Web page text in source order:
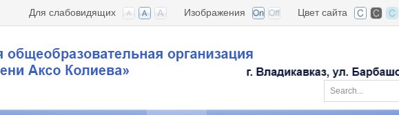
Цвет сайта
Изображения
Для слабовидящих